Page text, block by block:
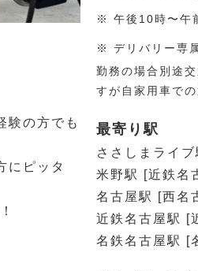
験の方でも
にピッタ
※ 午後10時〜午
※ デリバリー専
勤務の場合別途
すが自家用車で
最寄り駅
ささしまライ
米野駅 [近鉄名
名古屋駅 [西名
近鉄名古屋駅 [
名鉄名古屋駅 [